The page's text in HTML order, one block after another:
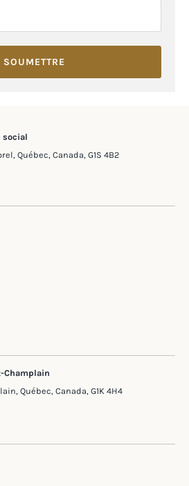
SOUMETTRE
social
Québec, Canada, G1S 4B2
Champlain
Québec, Canada, G1K 4H4